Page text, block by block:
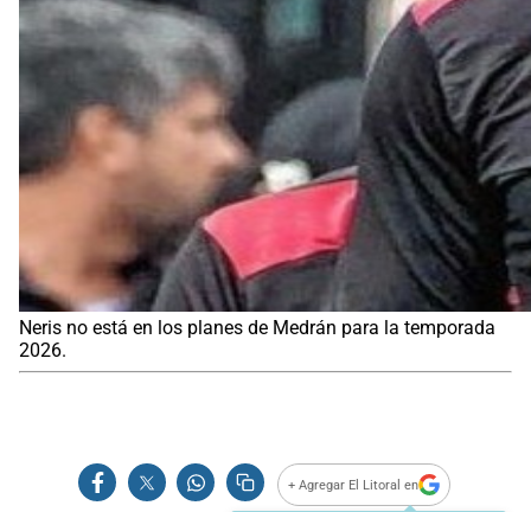
Neris no está en los planes de Medrán para la temporada
2026.
+ Agregar El Litoral en